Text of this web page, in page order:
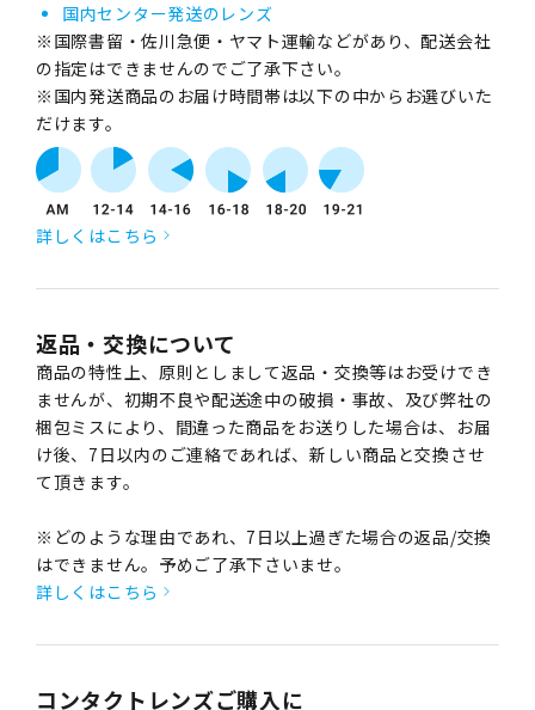
国内センター発送のレンズ
※国際書留・佐川急便・ヤマト運輸などがあり、配送会社
の指定はできませんのでご了承下さい。
※国内発送商品のお届け時間帯は以下の中からお選びいた
だけます。
詳しくはこちら
返品・交換について
商品の特性上、原則としまして返品・交換等はお受けでき
ませんが、初期不良や配送途中の破損・事故、及び弊社の
梱包ミスにより、間違った商品をお送りした場合は、お届
け後、7日以内のご連絡であれば、新しい商品と交換させ
て頂きます。
※どのような理由であれ、7日以上過ぎた場合の返品/交換
はできません。予めご了承下さいませ。
詳しくはこちら
コンタクトレンズご購入に